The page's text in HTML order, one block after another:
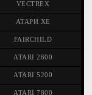
VECTREX
АТАРИ XE
FAIRCHILD
ATARI 2600
ATARI 5200
ATARI 7800